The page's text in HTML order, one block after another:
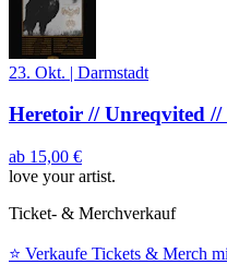
23. Okt. | Darmstadt
Heretoir // Unreqvited //
ab 15,00 €
love your artist.
Ticket- & Merchverkauf
⭐️ Verkaufe Tickets & Merch